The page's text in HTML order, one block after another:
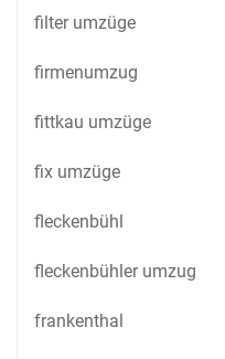
filter umzüge
firmenumzug
fittkau umzüge
fix umzüge
fleckenbühl
fleckenbühler umzug
frankenthal